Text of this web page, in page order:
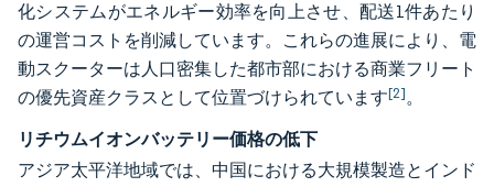
化システムがエネルギー効率を向上させ、配送1件あたり
の運営コストを削減しています。これらの進展により、電
動スクーターは人口密集した都市部における商業フリート
の優先資産クラスとして位置づけられています[2]。
リチウムイオンバッテリー価格の低下
アジア太平洋地域では、中国における大規模製造とインド